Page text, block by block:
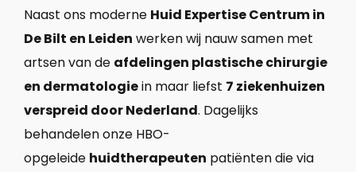
Naast ons moderne Huid Expertise Centrum in
De Bilt en Leiden werken wij nauw samen met
artsen van de afdelingen plastische chirurgie
en dermatologiein maar liefst 7 ziekenhuizen
verspreid door Nederland. Dagelijks
behandelen onze HBO-
opgeleide huidtherapeuten patiënten die via